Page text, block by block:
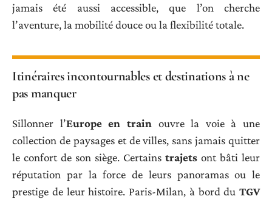
jamais été aussi accessible, que l’on cherche
l’aventure, la mobilité douce ou la flexibilité totale.
Itinéraires incontournables et destinations à ne
pas manquer
Sillonner l’Europe en trainouvre la voie à une
collection de paysages et de villes, sans jamais quitter
le confort de son siège. Certains trajets ont bâti leur
réputation par la force de leurs panoramas ou le
prestige de leur histoire. Paris-Milan, à bord du TGV